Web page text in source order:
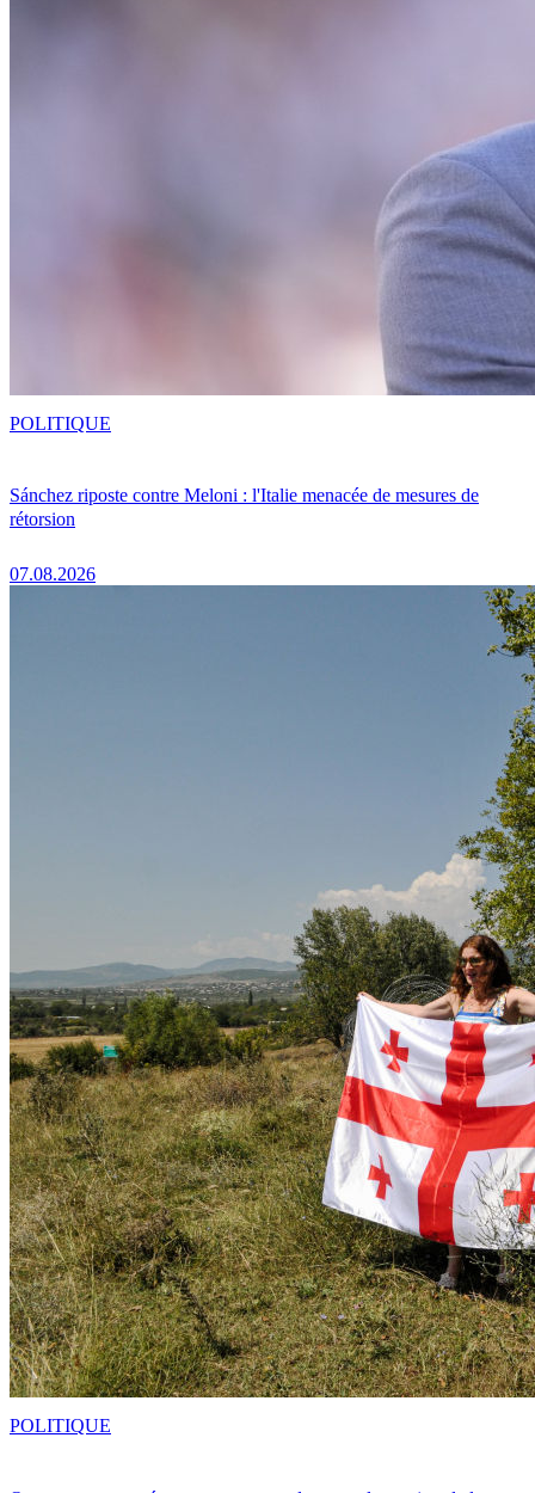
Sánchez riposte contre Meloni : l'Italie menacée de mesures de
rétorsion
07.08.2026
POLITIQUE
POLITIQUE